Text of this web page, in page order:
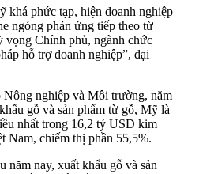
khá phức tạp, hiện doanh nghiệp
ngóng phản ứng tiếp theo từ
vọng Chính phủ, ngành chức
hỗ trợ doanh nghiệp”, đại
Nông nghiệp và Môi trường, năm
gỗ và sản phẩm từ gỗ, Mỹ là
nhất trong 16,2 tỷ USD kim
Nam, chiếm thị phần 55,5%.
năm nay, xuất khẩu gỗ và sản